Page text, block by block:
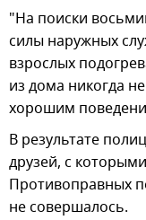
"На поиски
силы наружных
взрослых
из дома никогда
хорошим
В результате
друзей, с
Противоправных
не совершалось.